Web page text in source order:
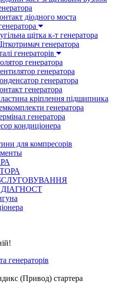
діодного моста
щітка к-т генератора
генератора
генераторів
генератора
генератора
генератора
генератора
кріплення підшипника
генератора
генератора
кондиціонера
для компресорів
генераторів
(Привод) стартера